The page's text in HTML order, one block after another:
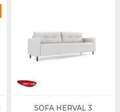
SOFA HERVAL 3